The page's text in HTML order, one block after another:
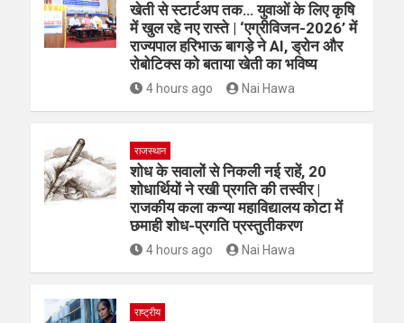
खेती से स्टार्टअप तक… युवाओं के लिए कृषि
में खुल रहे नए रास्ते | ‘एग्रीविजन-2026’ में
राज्यपाल हरिभाऊ बागड़े ने AI, ड्रोन और
रोबोटिक्स को बताया खेती का भविष्य
4 hours ago Nai Hawa
राजस्थान
शोध के सवालों से निकली नई राहें, 20
शोधार्थियों ने रखी प्रगति की तस्वीर |
राजकीय कला कन्या महाविद्यालय कोटा में
छमाही शोध-प्रगति प्रस्तुतीकरण
4 hours ago Nai Hawa
राष्ट्रीय